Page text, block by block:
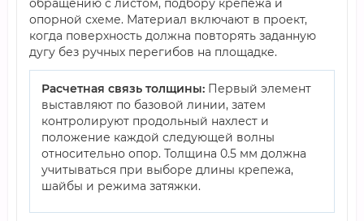
обращению с листом, подбору крепежа и
опорной схеме. Материал включают в проект,
когда поверхность должна повторять заданную
дугу без ручных перегибов на площадке.
Расчетная связь толщины: Первый элемент
выставляют по базовой линии, затем
контролируют продольный нахлест и
положение каждой следующей волны
относительно опор. Толщина 0.5 мм должна
учитываться при выборе длины крепежа,
шайбы и режима затяжки.